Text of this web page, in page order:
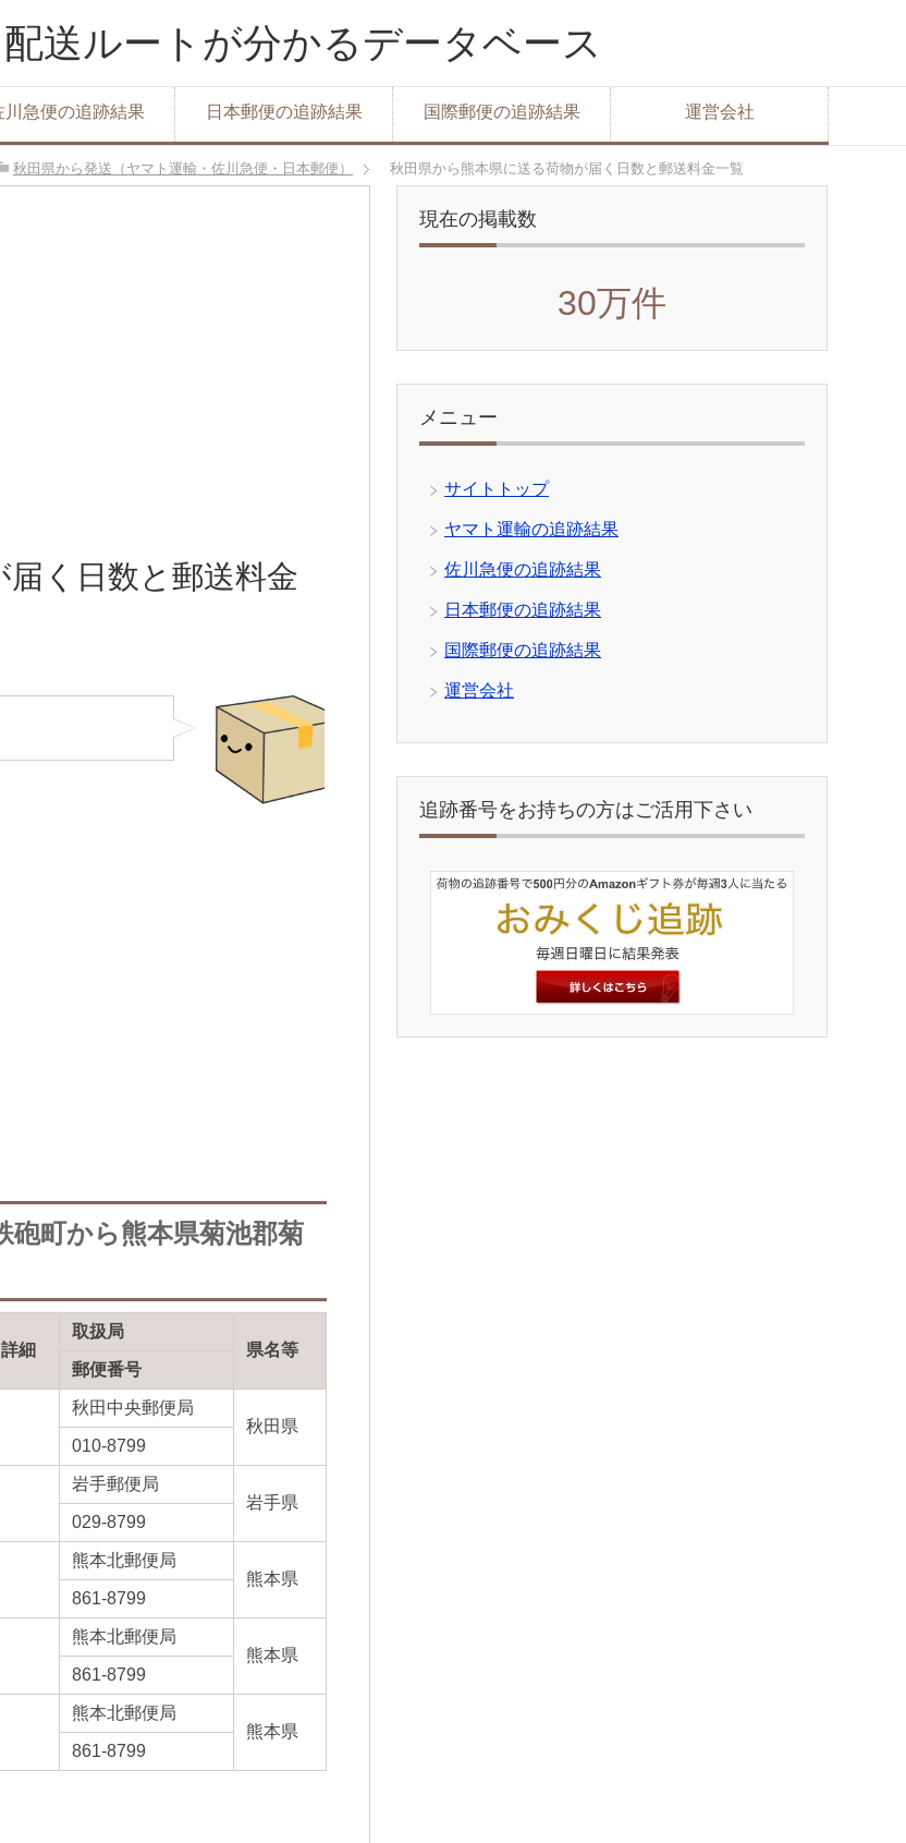
送ルートが分かるデータベース
川急便の追跡結果 日本郵便の追跡結果 国際郵便の追跡結果 運営会社
秋田県から発送（ヤマト運輸・佐川急便・日本郵便） 秋田県から熊本県に送る荷物が届く日数と郵送料金一覧
く日数と郵送料金
砲町から熊本県菊池郡菊
詳細
取扱局
県名等
郵便番号
秋田中央郵便局
秋田県
010-8799
岩手郵便局
岩手県
029-8799
熊本北郵便局
熊本県
861-8799
熊本北郵便局
熊本県
861-8799
熊本北郵便局
熊本県
861-8799
現在の掲載数
30万件
メニュー
サイトトップ
ヤマト運輸の追跡結果
佐川急便の追跡結果
日本郵便の追跡結果
国際郵便の追跡結果
運営会社
追跡番号をお持ちの方はご活用下さい